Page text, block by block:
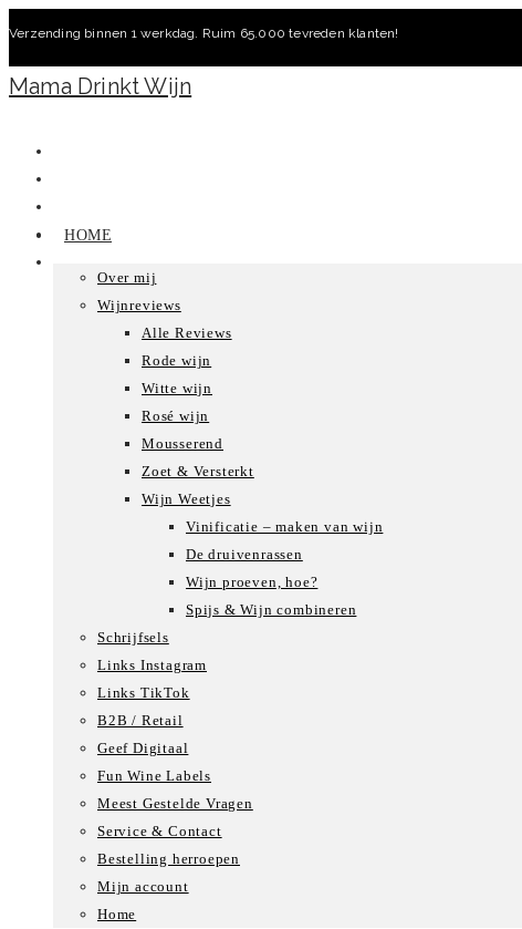
inhoud
Verzending binnen 1 werkdag. Ruim 65.000 tevreden klanten!
Mama Drinkt Wijn
HOME
Over mij
Wijnreviews
Alle Reviews
Rode wijn
Witte wijn
Rosé wijn
Mousserend
Zoet & Versterkt
Wijn Weetjes
Vinificatie – maken van wijn
De druivenrassen
Wijn proeven, hoe?
Spijs & Wijn combineren
Schrijfsels
Links Instagram
Links TikTok
B2B / Retail
Geef Digitaal
Fun Wine Labels
Meest Gestelde Vragen
Service & Contact
Bestelling herroepen
Mijn account
Home